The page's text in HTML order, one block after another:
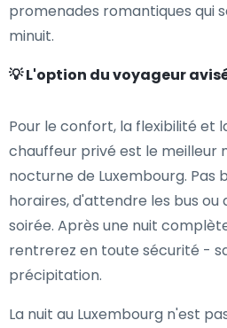
promenades romantiques qui
minuit.
💡 L'option du voyageur
Pour le confort, la flexibilité et
chauffeur privé est le meilleur
nocturne de Luxembourg. Pas
horaires, d'attendre les bus
soirée. Après une nuit
rentrerez en toute sécurité -
précipitation.
La nuit au Luxembourg n'est